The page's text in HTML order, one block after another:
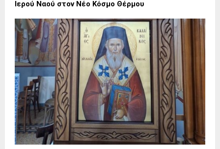
Ιερού Ναού στον Νέο Κόσμο Θέρμου